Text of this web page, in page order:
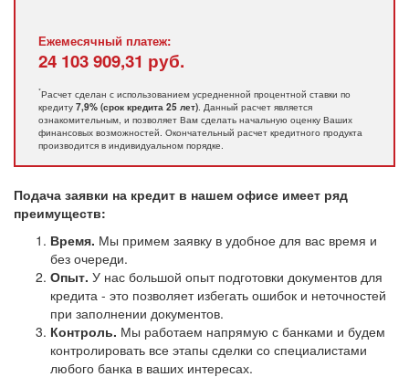
Ежемесячный платеж:
24 103 909,31 руб.
*Расчет сделан с использованием усредненной процентной ставки по
кредиту 7,9% (срок кредита 25 лет). Данный расчет является
ознакомительным, и позволяет Вам сделать начальную оценку Ваших
финансовых возможностей. Окончательный расчет кредитного продукта
производится в индивидуальном порядке.
Подача заявки на кредит в нашем офисе имеет ряд
преимуществ:
Время. Мы примем заявку в удобное для вас время и
без очереди.
Опыт. У нас большой опыт подготовки документов для
кредита - это позволяет избегать ошибок и неточностей
при заполнении документов.
Контроль. Мы работаем напрямую с банками и будем
контролировать все этапы сделки со специалистами
любого банка в ваших интересах.